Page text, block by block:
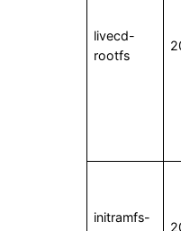
livecd-
rootfs
initramfs-